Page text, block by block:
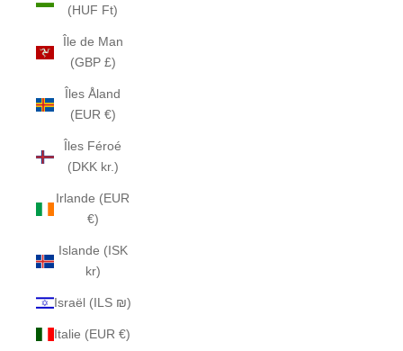
(HUF Ft)
Île de Man
(GBP £)
Îles Åland
(EUR €)
Îles Féroé
(DKK kr.)
Irlande (EUR
€)
Islande (ISK
kr)
Israël (ILS ₪)
Italie (EUR €)